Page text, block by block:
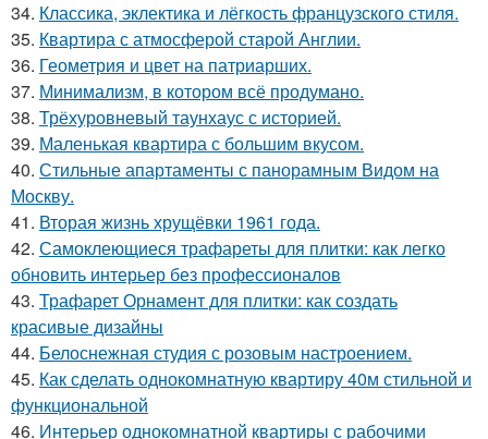
34. Классика, эклектика и лёгкость французского стиля.
35. Квартира с атмосферой старой Англии.
36. Геометрия и цвет на патриарших.
37. Минимализм, в котором всё продумано.
38. Трёхуровневый таунхаус с историей.
39. Маленькая квартира с большим вкусом.
40. Стильные апартаменты с панорамным Видом на
Москву.
41. Вторая жизнь хрущёвки 1961 года.
42. Самоклеющиеся трафареты для плитки: как легко
обновить интерьер без профессионалов
43. Трафарет Орнамент для плитки: как создать
красивые дизайны
44. Белоснежная студия с розовым настроением.
45. Как сделать однокомнатную квартиру 40м стильной и
функциональной
46. Интерьер однокомнатной квартиры с рабочими